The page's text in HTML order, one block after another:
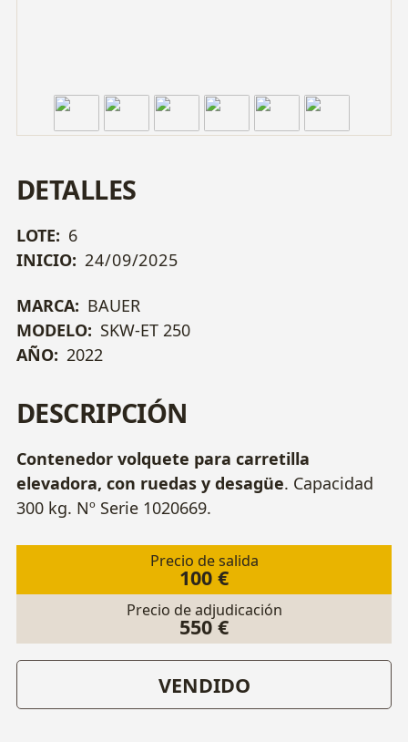
DETALLES
LOTE: 6
INICIO: 24/09/2025
MARCA: BAUER
MODELO: SKW-ET 250
AÑO: 2022
DESCRIPCIÓN
Contenedor volquete para carretilla
elevadora, con ruedas y desagüe. Capacidad
300 kg. Nº Serie 1020669.
Precio de salida
100 €
Precio de adjudicación
550 €
VENDIDO